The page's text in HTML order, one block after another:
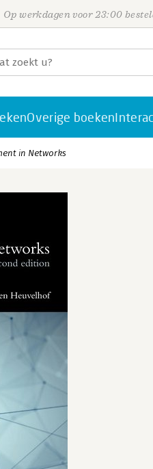
Op werkdagen voor 23:00
Overige boeken
in Networks